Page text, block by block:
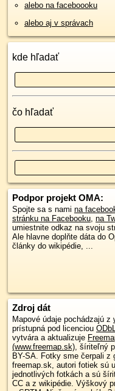
alebo na faceboooku
alebo aj v správach
kde hľadať
čo hľadať
Podpor projekt OMA:
Spojte sa s nami na
stránku na Facebooku, na
umiestnite odkaz na svoju
Ale hlavne doplňte dáta do
články do wikipédie, ...
Zdroj dát
Mapové údaje pochádzajú z
prístupná pod licenciou
vytvára a aktualizuje
(www.freemap.sk), šíriteľný
BY-SA. Fotky sme čerpali z
freemap.sk, autori fotiek sú
jednotlivých fotkách a sú
CC a z wikipédie. Výškový